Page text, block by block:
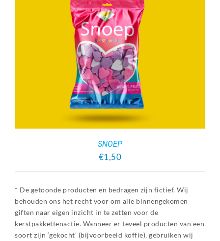
SNOEP
€1,50
* De getoonde producten en bedragen zijn fictief. Wij
behouden ons het recht voor om alle binnengekomen
giften naar eigen inzicht in te zetten voor de
kerstpakkettenactie. Wanneer er teveel producten van een
soort zijn ‘gekocht’ (bijvoorbeeld koffie), gebruiken wij